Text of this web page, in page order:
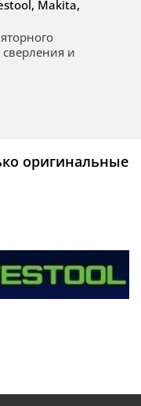
Makita,
и
оригинальные